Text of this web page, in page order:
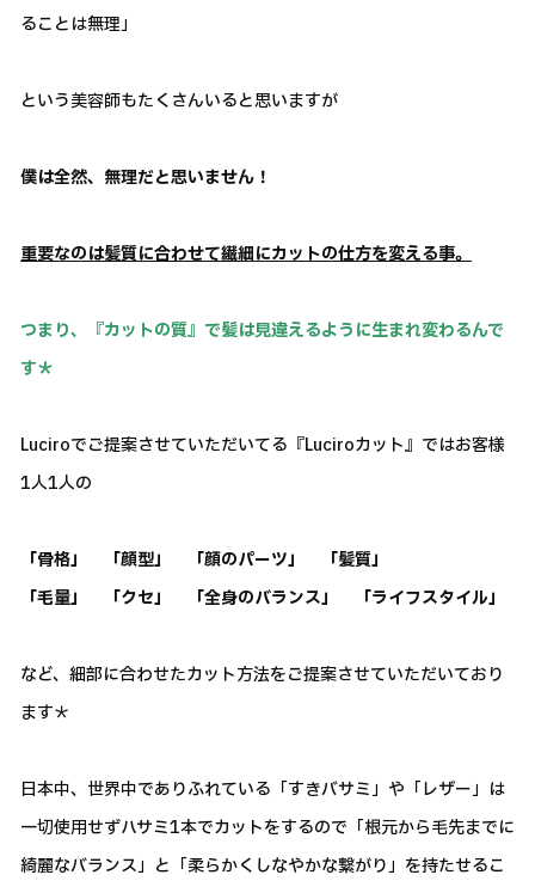
ることは無理」
という美容師もたくさんいると思いますが
僕は全然、無理だと思いません！
重要なのは髪質に合わせて繊細にカットの仕方を変える事。
つまり、『カットの質』で髪は見違えるように生まれ変わるんで
す＊
Luciroでご提案させていただいてる『Luciroカット』ではお客様
1人1人の
「骨格」 「顔型」 「顔のパーツ」 「髪質」
「毛量」 「クセ」 「全身のバランス」 「ライフスタイル」
など、細部に合わせたカット方法をご提案させていただいており
ます＊
日本中、世界中でありふれている「すきバサミ」や「レザー」は
一切使用せずハサミ1本でカットをするので「根元から毛先までに
綺麗なバランス」と「柔らかくしなやかな繋がり」を持たせるこ